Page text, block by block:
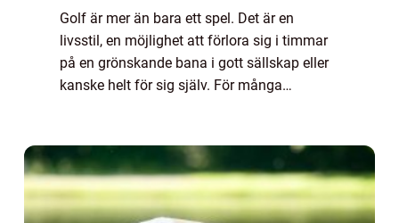
Golf är mer än bara ett spel. Det är en
livsstil, en möjlighet att förlora sig i timmar
på en grönskande bana i gott sällskap eller
kanske helt för sig själv. För många